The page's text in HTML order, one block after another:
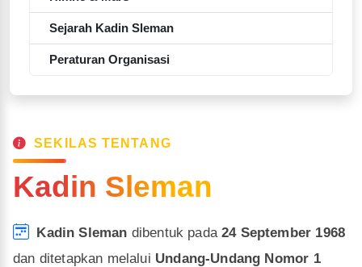
Sejarah Kadin Sleman
Peraturan Organisasi
SEKILAS TENTANG
Kadin Sleman
Kadin Sleman dibentuk pada24 September 1968
dan ditetapkan melalui Undang-Undang Nomor 1